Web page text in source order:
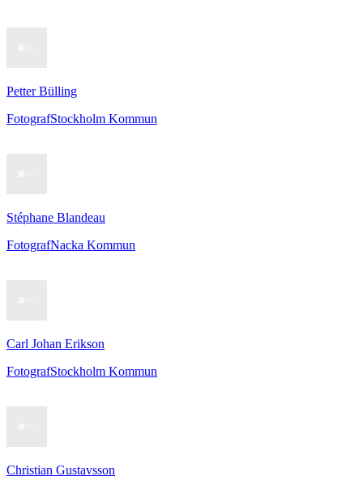
Petter Bülling
FotografStockholm Kommun
Stéphane Blandeau
FotografNacka Kommun
Carl Johan Erikson
FotografStockholm Kommun
Christian Gustavsson